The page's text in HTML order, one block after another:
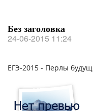
Без заголовка
24-06-2015 11:24
ЕГЭ-2015 - Перлы